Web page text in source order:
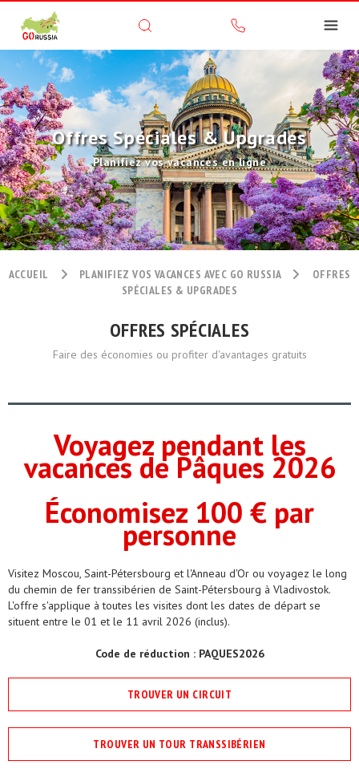
Offres Spéciales & Upgrades
Planifiez vos vacances en ligne
ACCUEIL PLANIFIEZ VOS VACANCES AVEC GO RUSSIA
OFFRES
SPÉCIALES & UPGRADES
OFFRES SPÉCIALES
Faire des économies ou profiter d'avantages gratuits
Voyagez pendant les
vacances de Pâques 2026
Économisez 100 € par
personne
Visitez Moscou, Saint-Pétersbourg et l'Anneau d'Or ou voyagez le long
du chemin de fer transsibérien de Saint-Pétersbourg à Vladivostok.
L'offre s'applique à toutes les visites dont les dates de départ se
situent entre le 01 et le 11 avril 2026 (inclus).
Code de réduction : PAQUES2026
TROUVER UN CIRCUIT
TROUVER UN TOUR TRANSSIBÉRIEN